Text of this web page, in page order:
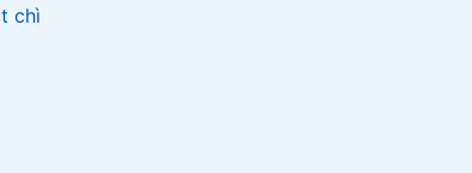
chì